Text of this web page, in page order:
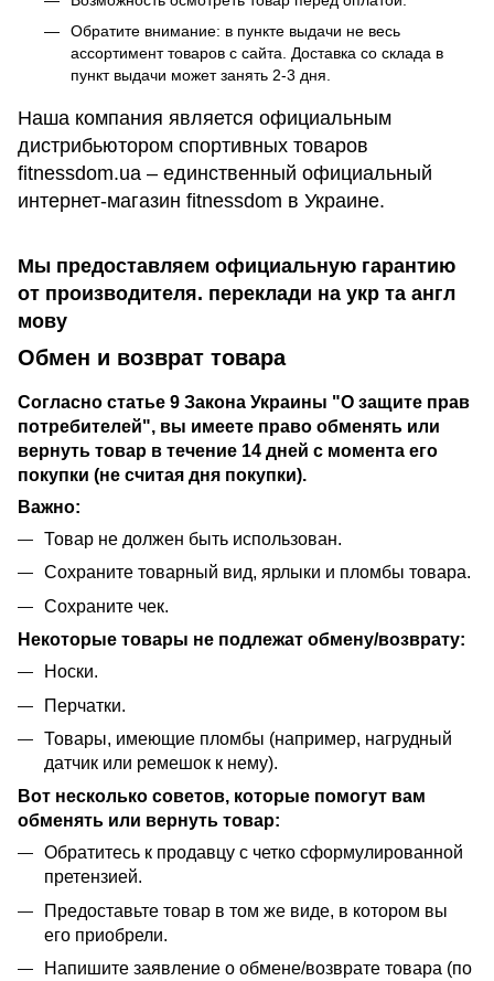
Обратите внимание: в пункте выдачи не весь
ассортимент товаров с сайта. Доставка со склада в
пункт выдачи может занять 2-3 дня.
Наша компания является официальным
дистрибьютором спортивных товаров
fitnessdom.ua – единственный официальный
интернет-магазин fitnessdom в Украине.
Мы предоставляем официальную гарантию
от производителя. переклади на укр та англ
мову
Обмен и возврат товара
Согласно статье 9 Закона Украины "О защите прав
потребителей", вы имеете право обменять или
вернуть товар в течение 14 дней с момента его
покупки (не считая дня покупки).
Важно:
Товар не должен быть использован.
Сохраните товарный вид, ярлыки и пломбы товара.
Сохраните чек.
Некоторые товары не подлежат обмену/возврату:
Носки.
Перчатки.
Товары, имеющие пломбы (например, нагрудный
датчик или ремешок к нему).
Вот несколько советов, которые помогут вам
обменять или вернуть товар:
Обратитесь к продавцу с четко сформулированной
претензией.
Предоставьте товар в том же виде, в котором вы
его приобрели.
Напишите заявление о обмене/возврате товара (по